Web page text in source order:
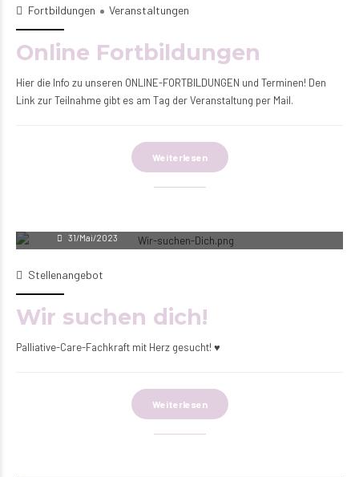
Fortbildungen Veranstaltungen
Online Fortbildungen
Hier die Info zu unseren ONLINE-FORTBILDUNGEN und Terminen! Den
Link zur Teilnahme gibt es am Tag der Veranstaltung per Mail.
Weiterlesen
31/Mai/2023
Stellenangebot
Wir suchen dich!
Palliative-Care-Fachkraft mit Herz gesucht! ♥
Weiterlesen